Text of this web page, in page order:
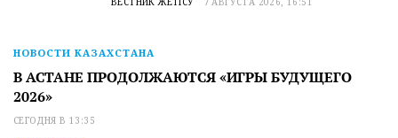
НОВОСТИ КАЗАХСТАНА
В АСТАНЕ ПРОДОЛЖАЮТСЯ «ИГРЫ БУДУЩЕГО
2026»
СЕГОДНЯ В 13:35